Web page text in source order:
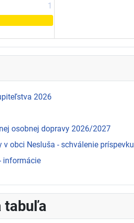
1
2026
osobnej dopravy 2026/2027
obci Nesluša - schválenie príspevku
informácie
tabuľa